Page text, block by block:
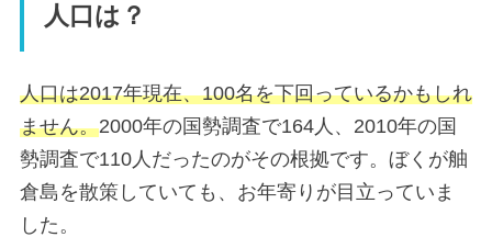
人口は？
人口は2017年現在、100名を下回っているかもしれ
ません。2000年の国勢調査で164人、2010年の国
勢調査で110人だったのがその根拠です。ぼくが舳
倉島を散策していても、お年寄りが目立っていま
した。